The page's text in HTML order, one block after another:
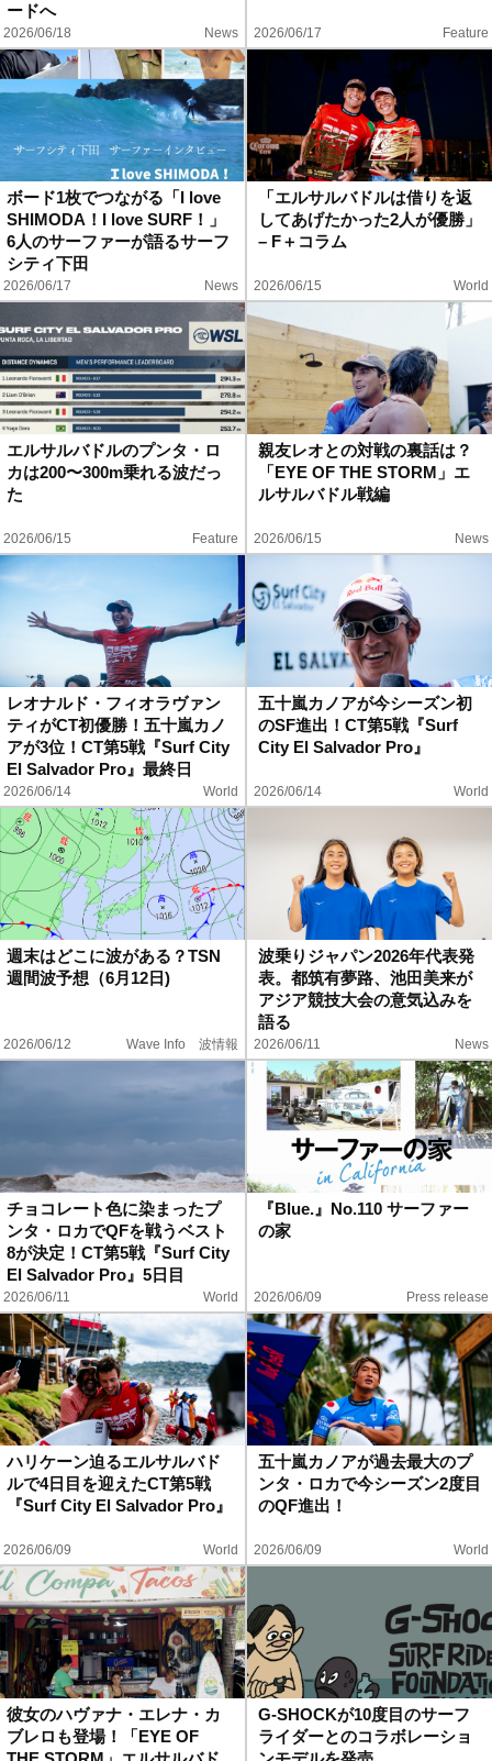
ードへ
2026/06/18 News 2026/06/17 Feature
ボード1枚でつながる「I love
SHIMODA！I love SURF！」
6人のサーファーが語るサーフ
シティ下田
2026/06/17 News
「エルサルバドルは借りを返
してあげたかった2人が優勝」
– F＋コラム
2026/06/15 World
エルサルバドルのプンタ・ロ
カは200〜300m乗れる波だっ
た
2026/06/15 Feature
親友レオとの対戦の裏話は？
「EYE OF THE STORM」エ
ルサルバドル戦編
2026/06/15 News
レオナルド・フィオラヴァン
ティがCT初優勝！五十嵐カノ
アが3位！CT第5戦『Surf City
El Salvador Pro』最終日
2026/06/14 World
五十嵐カノアが今シーズン初
のSF進出！CT第5戦『Surf
City El Salvador Pro』
2026/06/14 World
週末はどこに波がある？TSN
週間波予想（6月12日)
2026/06/12 Wave Info 波情報
波乗りジャパン2026年代表発
表。都筑有夢路、池田美来が
アジア競技大会の意気込みを
語る
2026/06/11 News
チョコレート色に染まったプ
ンタ・ロカでQFを戦うベスト
8が決定！CT第5戦『Surf City
El Salvador Pro』5日目
2026/06/11 World
『Blue.』No.110 サーファー
の家
2026/06/09 Press release
ハリケーン迫るエルサルバド
ルで4日目を迎えたCT第5戦
『Surf City El Salvador Pro』
2026/06/09 World
五十嵐カノアが過去最大のプ
ンタ・ロカで今シーズン2度目
のQF進出！
2026/06/09 World
彼女のハヴァナ・エレナ・カ
ブレロも登場！「EYE OF
G-SHOCKが10度目のサーフ
ライダーとのコラボレーショ